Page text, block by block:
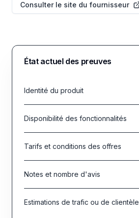
Consulter le site du fournisseur
État actuel des preuves
Identité du produit
Disponibilité des fonctionnalités
Tarifs et conditions des offres
Notes et nombre d'avis
Estimations de trafic ou de clientèle